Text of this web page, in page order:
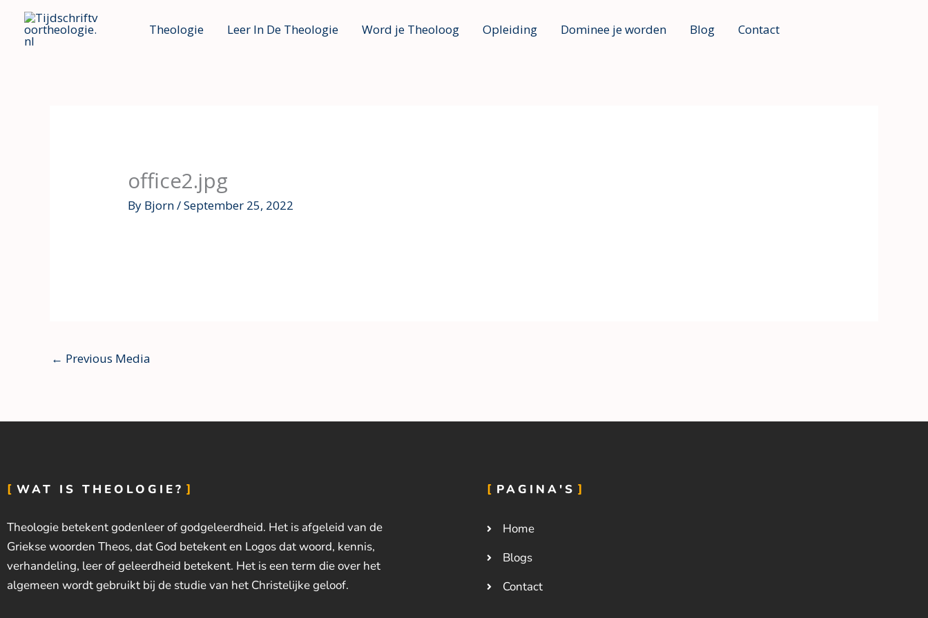
Theologie Leer In De Theologie Word je Theoloog Opleiding Dominee je worden Blog Contact
office2.jpg
By Bjorn/September 25, 2022
← Previous Media
WAT IS THEOLOGIE?
Theologie betekent godenleer of godgeleerdheid. Het is afgeleid van de
Griekse woorden Theos, dat God betekent en Logos dat woord, kennis,
verhandeling, leer of geleerdheid betekent. Het is een term die over het
algemeen wordt gebruikt bij de studie van het Christelijke geloof.
PAGINA'S
Home
Blogs
Contact